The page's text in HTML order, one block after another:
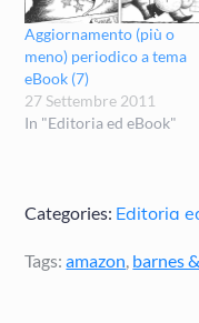
Aggiornamento (più o
meno) periodico a tema
eBook (7)
27 Settembre 2011
In "Editoria ed eBook"
Categories: Editoria
Tags:amazon barnes